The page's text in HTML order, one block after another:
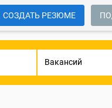
СОЗДАТЬ РЕЗЮМЕ
Вакансий